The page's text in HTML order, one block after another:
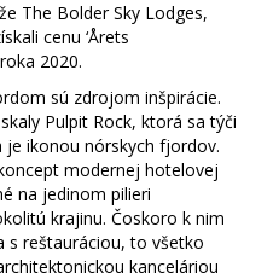
The Bolder Sky Lodges,
cenu ‘Årets
2020.
sú zdrojom inšpirácie.
Pulpit Rock, ktorá sa týči
ikonou nórskych fjordov.
modernej hotelovej
na jedinom pilieri
krajinu. Čoskoro k nim
s reštauráciou, to všetko
kanceláriou